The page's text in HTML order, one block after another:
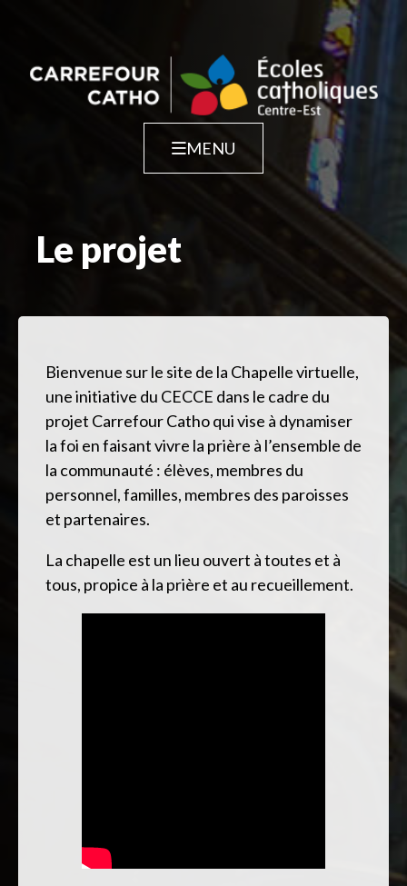
MENU
L’ABC de la prière
Multimédia
Le projet
Bienvenue sur le site de la Chapelle virtuelle,
une initiative du CECCE dans le cadre du
projet Carrefour Catho qui vise à dynamiser
la foi en faisant vivre la prière à l’ensemble de
la communauté : élèves, membres du
personnel, familles, membres des paroisses
et partenaires.
La chapelle est un lieu ouvert à toutes et à
tous, propice à la prière et au recueillement.